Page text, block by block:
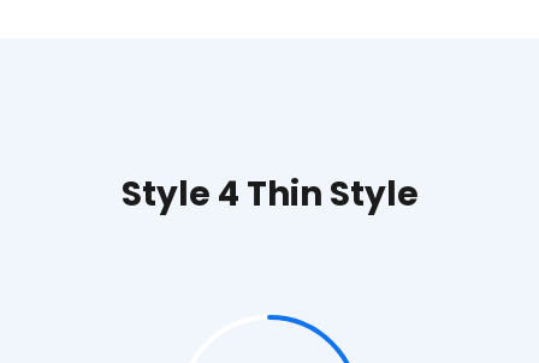
Style 4 Thin Style​